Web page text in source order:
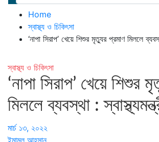
Home
স্বাস্থ্য ও চিকিৎসা
‘নাপা সিরাপ’ খেয়ে শিশুর মৃত্যুর প্রমাণ মিললে
স্বাস্থ্য ও চিকিৎসা
‘নাপা সিরাপ’ খেয়ে শিশুর
মিললে ব্যবস্থা :
মার্চ ১৩, ২০২২
ইমামুল আহসান